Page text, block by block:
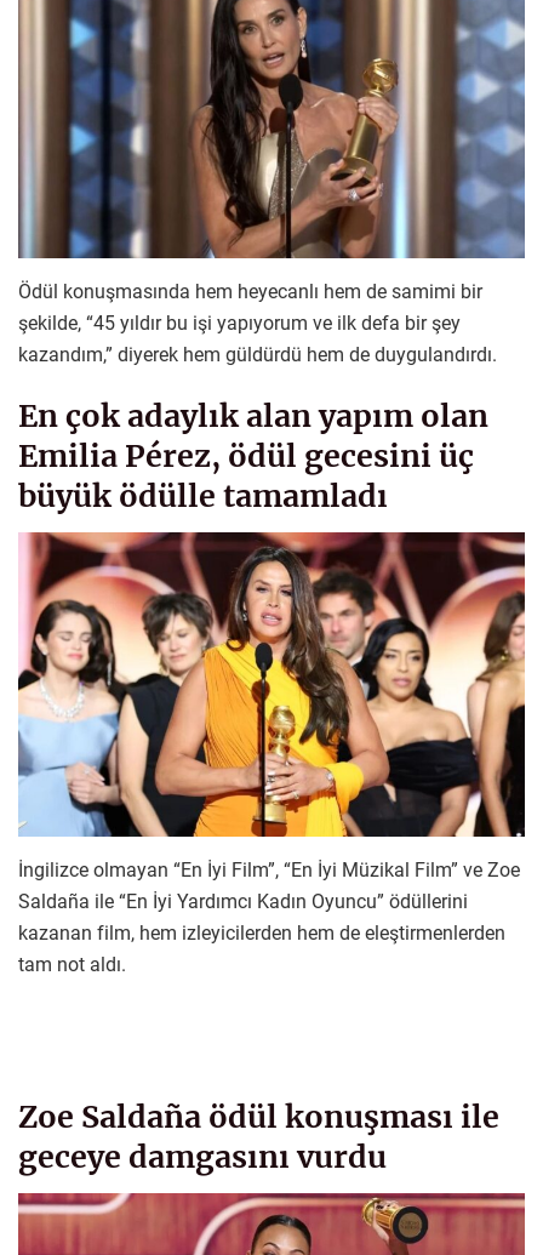
Ödül konuşmasında hem heyecanlı hem de samimi bir
şekilde, “45 yıldır bu işi yapıyorum ve ilk defa bir şey
kazandım,” diyerek hem güldürdü hem de duygulandırdı.
En çok adaylık alan yapım olan
Emilia Pérez, ödül gecesini üç
büyük ödülle tamamladı
İngilizce olmayan “En İyi Film”, “En İyi Müzikal Film” ve Zoe
Saldaña ile “En İyi Yardımcı Kadın Oyuncu” ödüllerini
kazanan film, hem izleyicilerden hem de eleştirmenlerden
tam not aldı.
Zoe Saldaña ödül konuşması ile
geceye damgasını vurdu